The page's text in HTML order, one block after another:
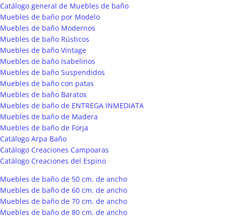
Catálogo general de Muebles de baño
Muebles de baño por Modelo
Muebles de baño Modernos
Muebles de baño Rústicos
Muebles de baño Vintage
Muebles de baño Isabelinos
Muebles de baño Suspendidos
Muebles de baño con patas
Muebles de baño Baratos
Muebles de baño de ENTREGA INMEDIATA
Muebles de baño de Madera
Muebles de baño de Forja
Catálogo Arpa Baño
Catálogo Creaciones Campoaras
Catálogo Creaciones del Espino
Muebles de baño de 50 cm. de ancho
Muebles de baño de 60 cm. de ancho
Muebles de baño de 70 cm. de ancho
Muebles de baño de 80 cm. de ancho